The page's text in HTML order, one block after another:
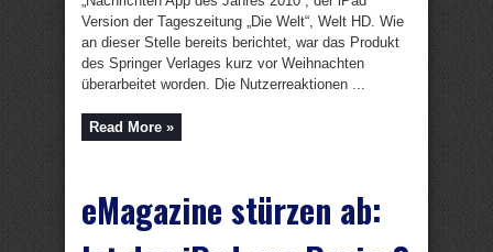
Version der Tageszeitung „Die Welt“, Welt HD. Wie
an dieser Stelle bereits berichtet, war das Produkt
des Springer Verlages kurz vor Weihnachten
überarbeitet worden. Die Nutzerreaktionen ...
Read More »
eMagazine stürzen ab: